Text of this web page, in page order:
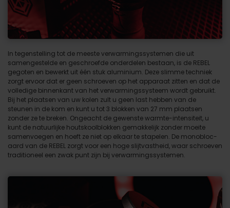
In tegenstelling tot de meeste verwarmingssystemen die uit
samengestelde en geschroefde onderdelen bestaan, is de REBEL
gegoten en bewerkt uit één stuk aluminium. Deze slimme techniek
zorgt ervoor dat er geen schroeven op het apparaat zitten en dat de
volledige binnenkant van het verwarmingssysteem wordt gebruikt.
Bij het plaatsen van uw kolen zult u geen last hebben van de
steunen in de kom en kunt u tot 3 blokken van 27 mm plaatsen
zonder ze te breken. Ongeacht de gewenste warmte-intensiteit, u
kunt de natuurlijke houtskoolblokken gemakkelijk zonder moeite
samenvoegen en hoeft ze niet op elkaar te stapelen. De monobloc-
aard van de REBEL zorgt voor een hoge slijtvastheid, waar schroeven
traditioneel een zwak punt zijn bij verwarmingssystemen.